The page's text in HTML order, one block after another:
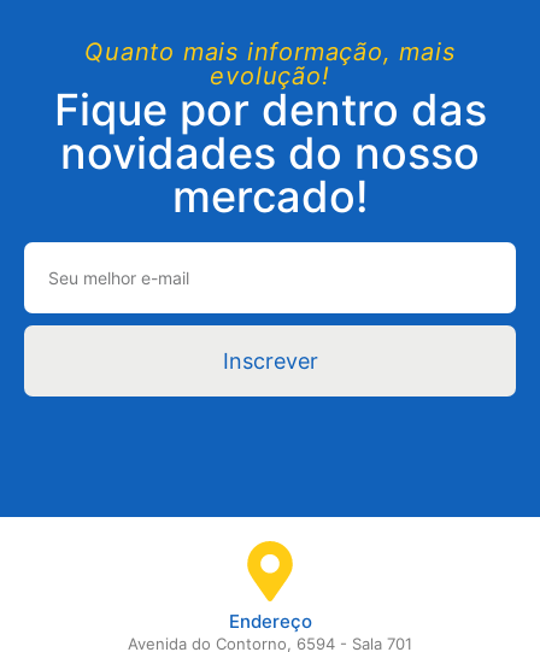
Quanto mais informação, mais
evolução!
Fique por dentro das
novidades do nosso
mercado!
Inscrever
Endereço
Avenida do Contorno, 6594 - Sala 701